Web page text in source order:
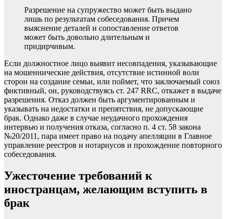
Разрешение на супружество может быть выдано
лишь по результатам собеседования. Причем
выяснение деталей и сопоставление ответов
может быть довольно длительным и
придирчивым.
Если должностное лицо выявит несовпадения, указывающие
на мошеннические действия, отсутствие истинной воли
сторон на создание семьи, или поймет, что заключаемый союз
фиктивный, он, руководствуясь ст. 247 RRC, откажет в выдаче
разрешения. Отказ должен быть аргументированным и
указывать на недостатки и препятствия, не допускающие
брак. Однако даже в случае неудачного прохождения
интервью и получения отказа, согласно п. 4 ст. 58 закона
№20/2011, пара имеет право на подачу апелляции в Главное
управление реестров и нотариусов и прохождение повторного
собеседования.
Ужесточение требований к
иностранцам, желающим вступить в
брак